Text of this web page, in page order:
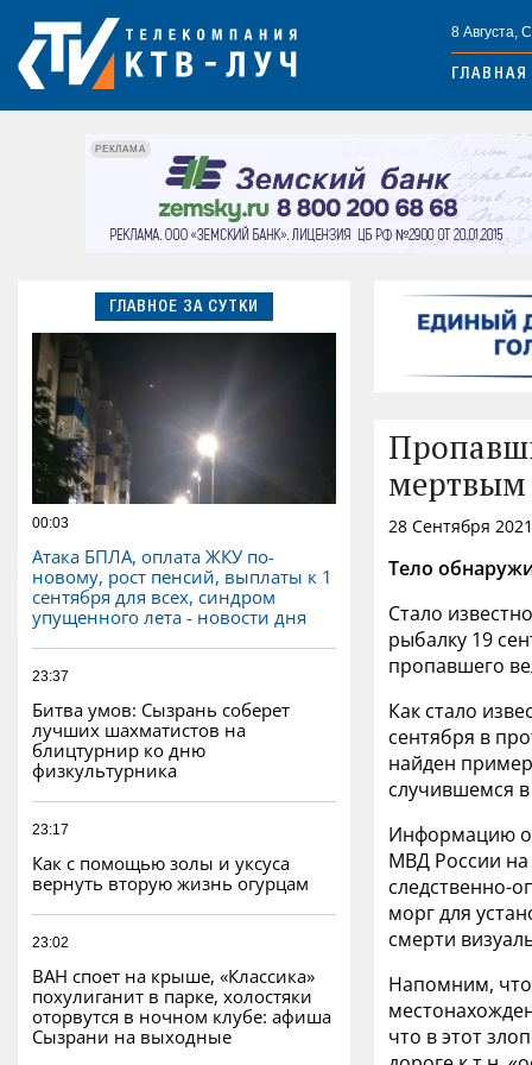
8 Августа,
ГЛАВНАЯ
РЕКЛАМА
ГЛАВНОЕ ЗА СУТКИ
00:03
Атака БПЛА, оплата ЖКУ по-
новому, рост пенсий, выплаты к 1
сентября для всех, синдром
упущенного лета - новости дня
23:37
Битва умов: Сызрань соберет
лучших шахматистов на
блицтурнир ко дню
физкультурника
23:17
Как с помощью золы и уксуса
вернуть вторую жизнь огурцам
23:02
ВАН споет на крыше, «Классика»
похулиганит в парке, холостяки
оторвутся в ночном клубе: афиша
Сызрани на выходные
мертвым
28 Сентября
Тело
Стало
рыбалку 19
пропавшего
Как стало
сентября в
найден
случившемся
Информацию о
МВД России на
следственно-
морг для
смерти
Напомним, что
что в этот